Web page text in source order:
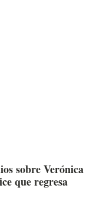
sobre Verónica
que regresa